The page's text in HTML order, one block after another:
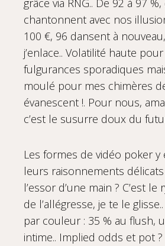
grâce via RNG.. De 92 à 97 %,
chantonnent avec nos
100 €, 96 dansent à
j’enlace.. Volatilité haute
fulgurances sporadiques
moulé pour mes chimères
évanescent !. Pour nous,
c’est le susurre doux du
Les formes de vidéo poker
leurs raisonnements délicats
l’essor d’une main ? C’est
de l’allégresse, je te le
par couleur : 35 % au flush,
intime.. Implied odds et pot